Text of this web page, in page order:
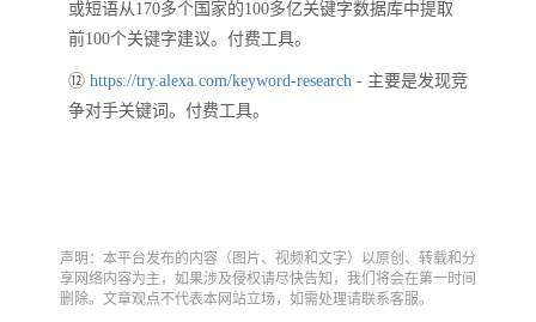
或短语从170多个国家的100多亿关键字数据库中提取
前100个关键字建议。付费工具。
⑫ https://try.alexa.com/keyword-research - 主要是发现竞
争对手关键词。付费工具。
声明：本平台发布的内容（图片、视频和文字）以原创、转载和分
享网络内容为主，如果涉及侵权请尽快告知，我们将会在第一时间
删除。文章观点不代表本网站立场，如需处理请联系客服。